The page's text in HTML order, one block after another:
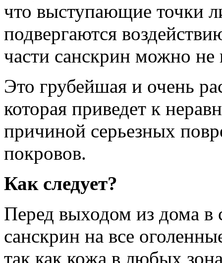
что выступающие точки
подвергаются
части санскрин можно
Это грубейшая и очень
которая приведет к
причиной серьезных
покровов.
Как следует?
Перед выходом из дома в
санскрин на все
так как кожа в любых